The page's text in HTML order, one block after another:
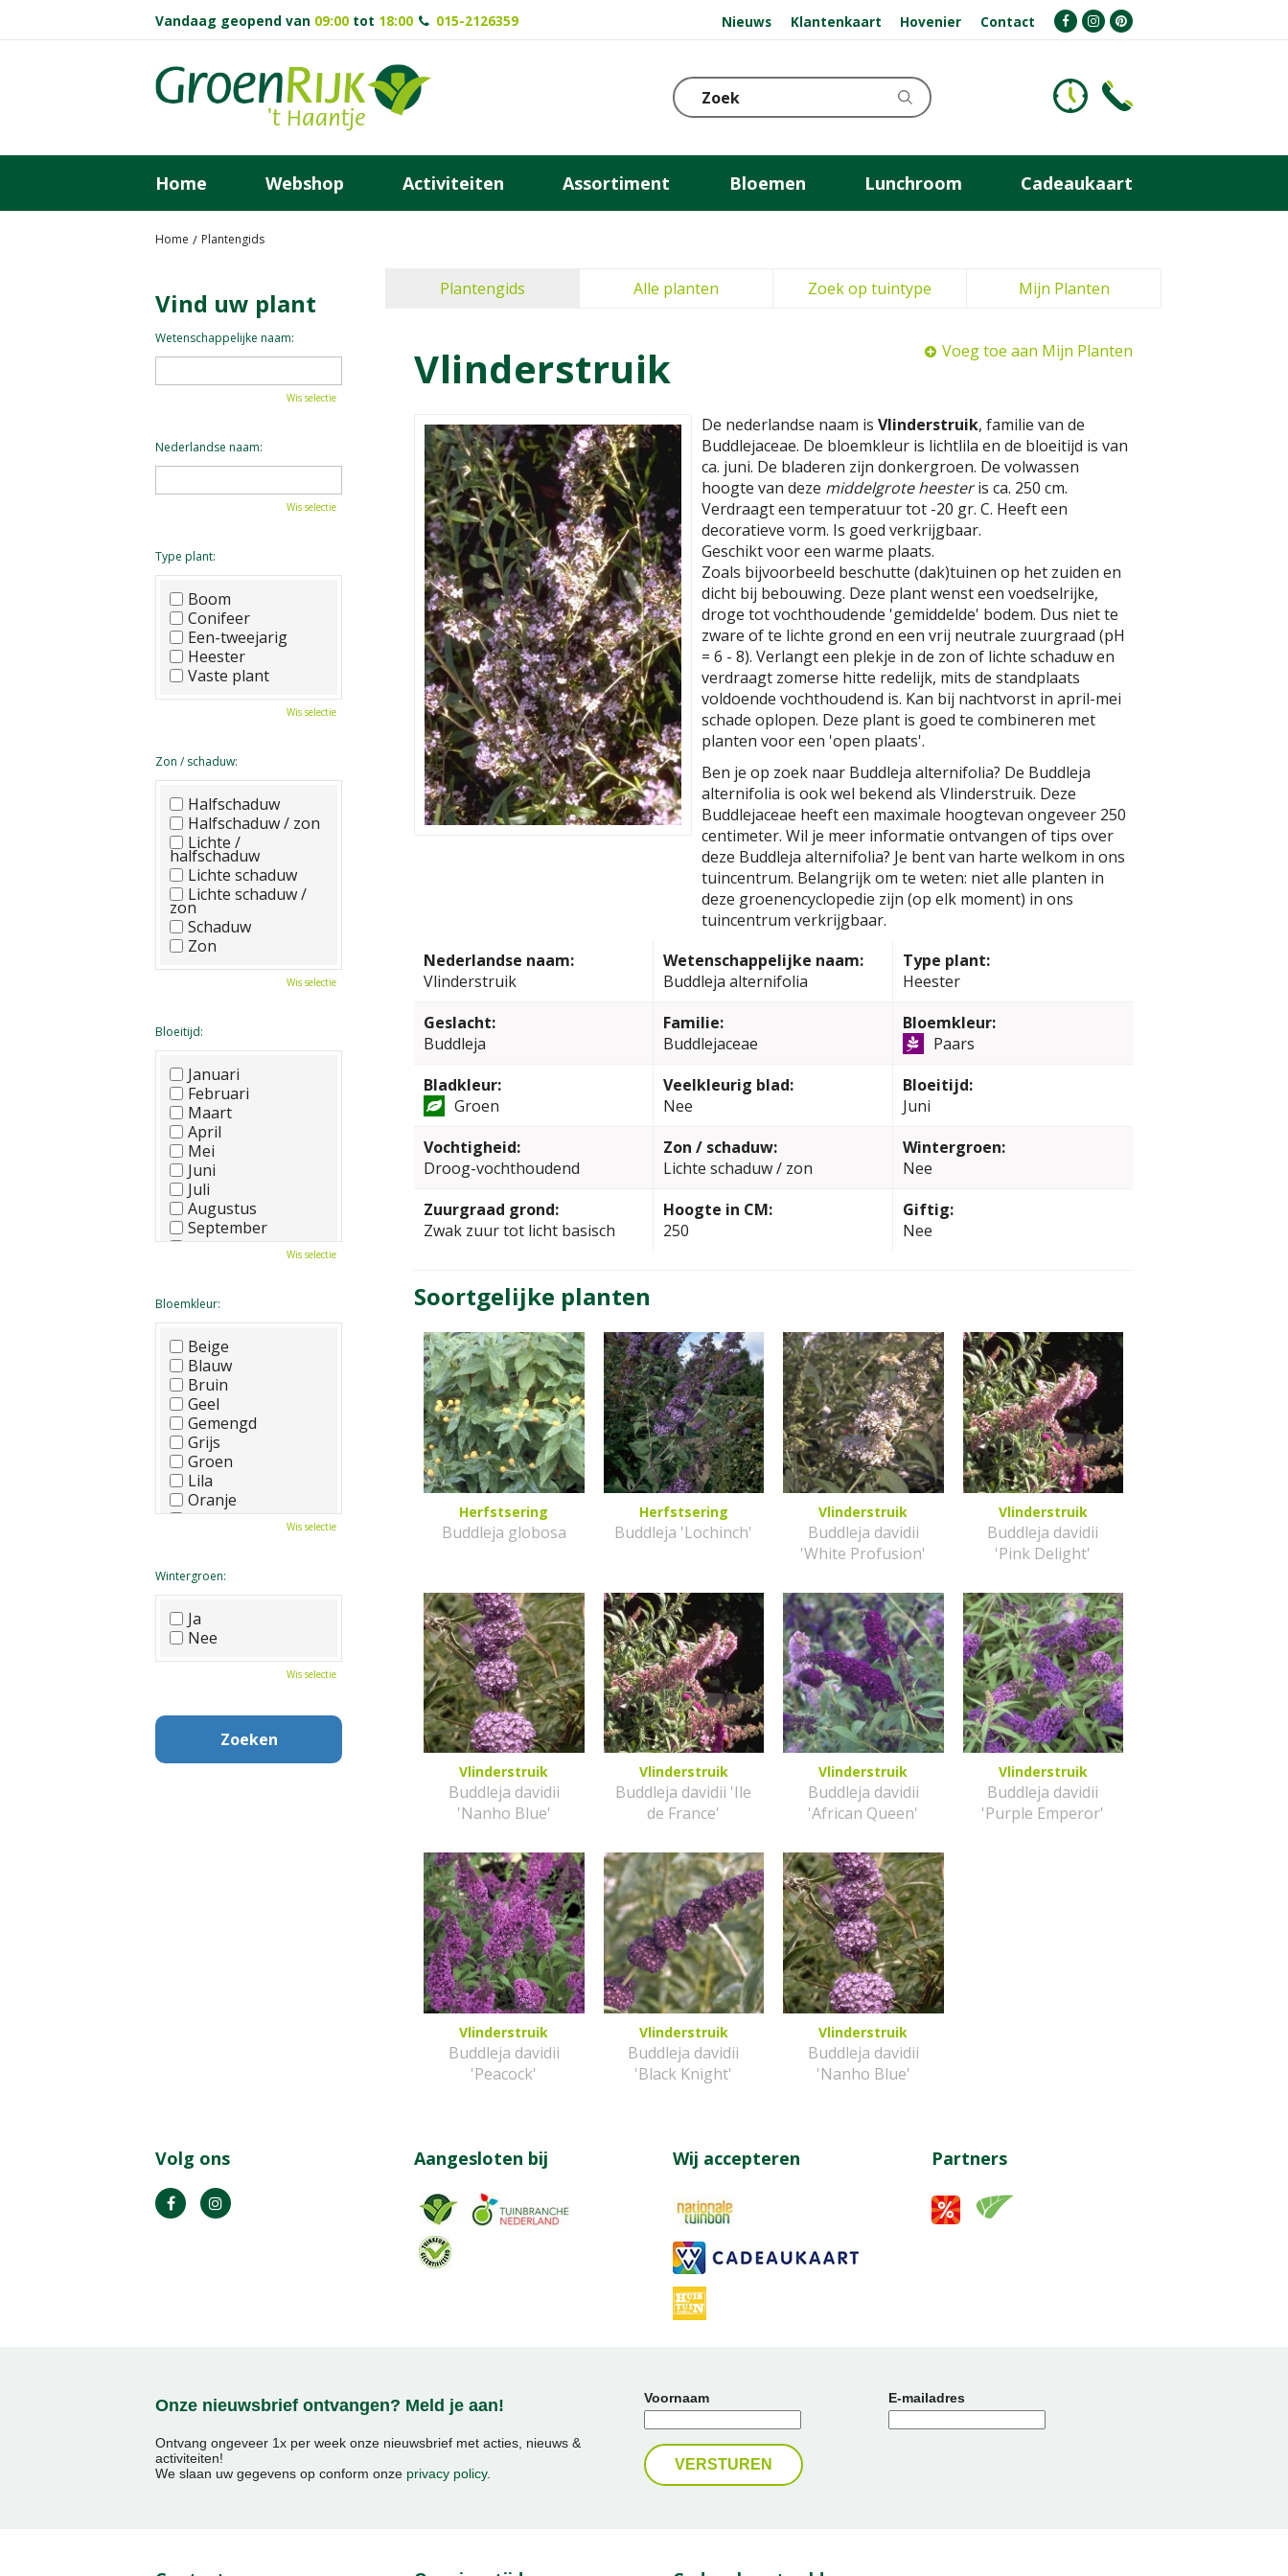
Home Plantengids
Vandaag geopend van 09:00 tot 18:00 015-2126359 Nieuws Klantenkaart Hovenier Contact
Home Webshop Activiteiten Assortiment Bloemen Lunchroom Cadeaukaart
Plantengids Alle planten Zoek op tuintype Mijn Planten
Vlinderstruik Voeg toe aan Mijn Planten
De nederlandse naam is Vlinderstruik, familie van de
Buddlejaceae. De bloemkleur is lichtlila en de bloeitijd is van
ca. juni. De bladeren zijn donkergroen. De volwassen
hoogte van deze middelgrote heesteris ca. 250 cm.
Verdraagt een temperatuur tot -20 gr. C. Heeft een
decoratieve vorm. Is goed verkrijgbaar.
Geschikt voor een warme plaats.
Zoals bijvoorbeeld beschutte (dak)tuinen op het zuiden en
dicht bij bebouwing. Deze plant wenst een voedselrijke,
droge tot vochthoudende 'gemiddelde' bodem. Dus niet te
zware of te lichte grond en een vrij neutrale zuurgraad (pH
= 6 - 8). Verlangt een plekje in de zon of lichte schaduw en
verdraagt zomerse hitte redelijk, mits de standplaats
voldoende vochthoudend is. Kan bij nachtvorst in april-mei
schade oplopen. Deze plant is goed te combineren met
planten voor een 'open plaats'.
Ben je op zoek naar Buddleja alternifolia? De Buddleja
alternifolia is ook wel bekend als Vlinderstruik. Deze
Buddlejaceae heeft een maximale hoogtevan ongeveer 250
centimeter. Wil je meer informatie ontvangen of tips over
deze Buddleja alternifolia? Je bent van harte welkom in ons
tuincentrum. Belangrijk om te weten: niet alle planten in
deze groenencyclopedie zijn (op elk moment) in ons
tuincentrum verkrijgbaar.
Nederlandse naam:
Vlinderstruik
Wetenschappelijke naam:
Buddleja alternifolia
Type plant:
Heester
Geslacht:
Buddleja
Familie:
Buddlejaceae
Bloemkleur:
Paars
Bladkleur:
Groen
Veelkleurig blad:
Nee
Bloeitijd:
Juni
Vochtigheid:
Droog-vochthoudend
Zon / schaduw:
Lichte schaduw / zon
Wintergroen:
Nee
Zuurgraad grond:
Zwak zuur tot licht basisch
Hoogte in CM:
250
Giftig:
Nee
Soortgelijke planten
Herfstsering
Buddleja globosa
Herfstsering
Buddleja 'Lochinch'
Vlinderstruik
Buddleja davidii
'White Profusion'
Vlinderstruik
Buddleja davidii
'Pink Delight'
Vlinderstruik
Buddleja davidii
'Nanho Blue'
Vlinderstruik
Buddleja davidii 'Ile
de France'
Vlinderstruik
Buddleja davidii
'African Queen'
Vlinderstruik
Buddleja davidii
'Purple Emperor'
Vlinderstruik
Buddleja davidii
'Peacock'
Vlinderstruik
Buddleja davidii
'Black Knight'
Vlinderstruik
Buddleja davidii
'Nanho Blue'
Vind uw plant
Wetenschappelijke naam:
Wis selectie
Nederlandse naam:
Wis selectie
Type plant:
Boom
Conifeer
Een-tweejarig
Heester
Vaste plant
Wis selectie
Zon / schaduw:
Halfschaduw
Halfschaduw / zon
Lichte /
halfschaduw
Lichte schaduw
Lichte schaduw /
zon
Schaduw
Zon
Wis selectie
Bloeitijd:
Januari
Februari
Maart
April
Mei
Juni
Juli
Augustus
September
Oktober
Wis selectie
Bloemkleur:
Beige
Blauw
Bruin
Geel
Gemengd
Grijs
Groen
Lila
Oranje
Paars
Wit
Zwart
Wis selectie
Wintergroen:
Ja
Nee
Wis selectie
Volg ons Aangesloten bij Wij accepteren Partners
Onze nieuwsbrief ontvangen? Meld je aan!
Ontvang ongeveer 1x per week onze nieuwsbrief met acties, nieuws &
activiteiten!
We slaan uw gegevens op conform onze privacy policy.
Voornaam E-mailadres